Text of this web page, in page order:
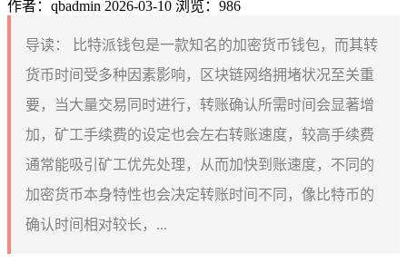
作者：qbadmin 2026-03-10 浏览：986
导读：
比特派钱包是一款知名的加密货币钱包，而其转
货币时间受多种因素影响，区块链网络拥堵状况至关重
要，当大量交易同时进行，转账确认所需时间会显著增
加，矿工手续费的设定也会左右转账速度，较高手续费
通常能吸引矿工优先处理，从而加快到账速度，不同的
加密货币本身特性也会决定转账时间不同，像比特币的
确认时间相对较长，...